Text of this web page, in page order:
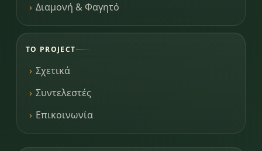
Διαμονή & Φαγητό
ΤΟ PROJECT
Σχετικά
Συντελεστές
Επικοινωνία